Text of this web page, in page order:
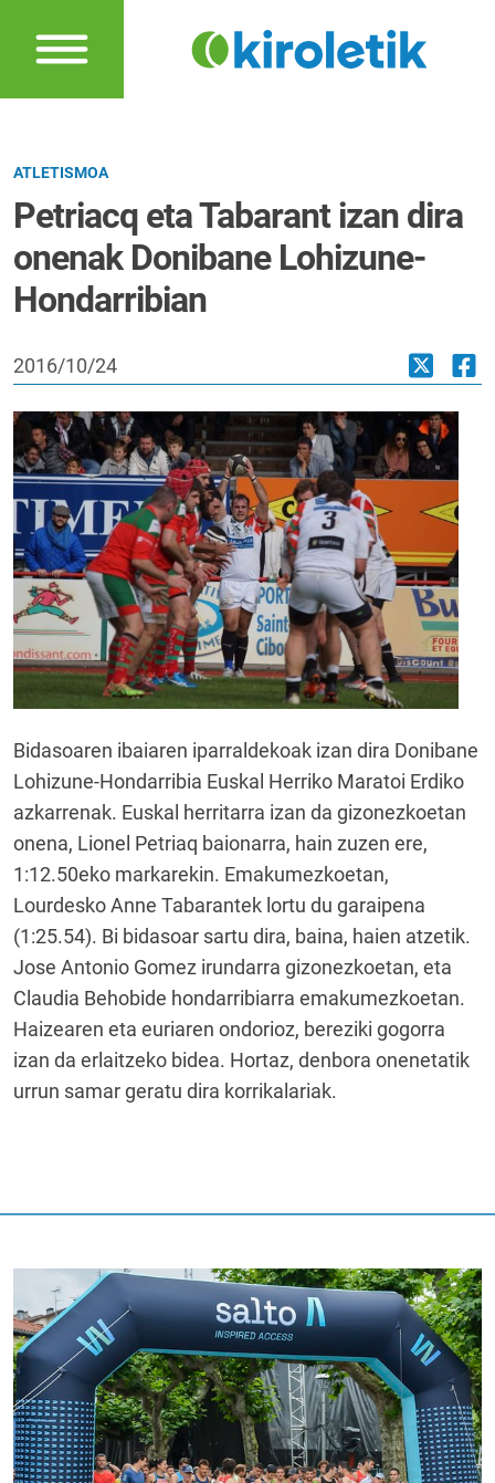
ATLETISMOA
Petriacq eta Tabarant izan dira
onenak Donibane Lohizune-
Hondarribian
2016/10/24
Bidasoaren ibaiaren iparraldekoak izan dira Donibane
Lohizune-Hondarribia Euskal Herriko Maratoi Erdiko
azkarrenak. Euskal herritarra izan da gizonezkoetan
onena, Lionel Petriaq baionarra, hain zuzen ere,
1:12.50eko markarekin. Emakumezkoetan,
Lourdesko Anne Tabarantek lortu du garaipena
(1:25.54). Bi bidasoar sartu dira, baina, haien atzetik.
Jose Antonio Gomez irundarra gizonezkoetan, eta
Claudia Behobide hondarribiarra emakumezkoetan.
Haizearen eta euriaren ondorioz, bereziki gogorra
izan da erlaitzeko bidea. Hortaz, denbora onenetatik
urrun samar geratu dira korrikalariak.